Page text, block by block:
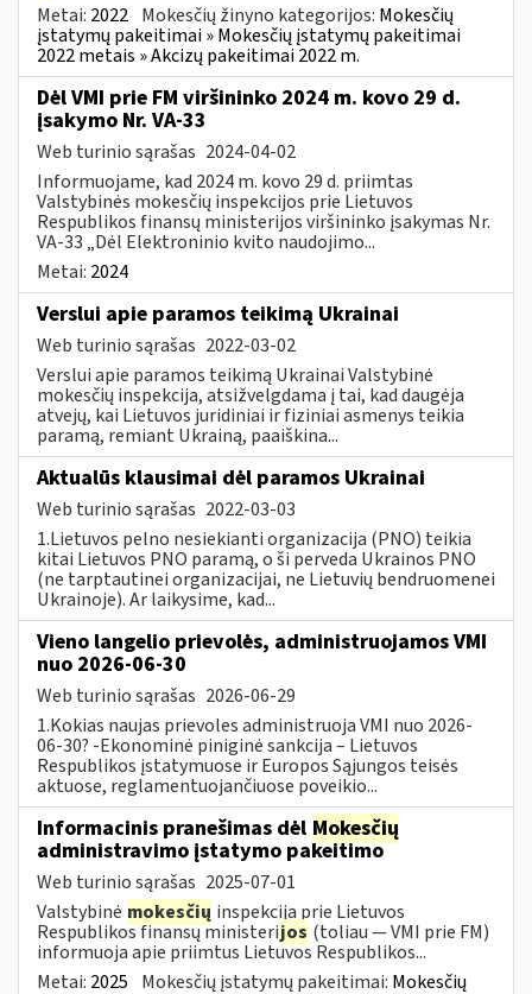
Metai: 2022 Mokesčių žinyno kategorijos: Mokesčių
įstatymų pakeitimai » Mokesčių įstatymų pakeitimai
2022 metais » Akcizų pakeitimai 2022 m.
Dėl VMI prie FM viršininko 2024 m. kovo 29 d.
įsakymo Nr. VA-33
Web turinio sąrašas 2024-04-02
Informuojame, kad 2024 m. kovo 29 d. priimtas
Valstybinės mokesčių inspekcijos prie Lietuvos
Respublikos finansų ministerijos viršininko įsakymas Nr.
VA-33 „Dėl Elektroninio kvito naudojimo...
Metai: 2024
Verslui apie paramos teikimą Ukrainai
Web turinio sąrašas 2022-03-02
Verslui apie paramos teikimą Ukrainai Valstybinė
mokesčių inspekcija, atsižvelgdama į tai, kad daugėja
atvejų, kai Lietuvos juridiniai ir fiziniai asmenys teikia
paramą, remiant Ukrainą, paaiškina...
Aktualūs klausimai dėl paramos Ukrainai
Web turinio sąrašas 2022-03-03
1.Lietuvos pelno nesiekianti organizacija (PNO) teikia
kitai Lietuvos PNO paramą, o ši perveda Ukrainos PNO
(ne tarptautinei organizacijai, ne Lietuvių bendruomenei
Ukrainoje). Ar laikysime, kad...
Vieno langelio prievolės, administruojamos VMI
nuo 2026-06-30
Web turinio sąrašas 2026-06-29
1.Kokias naujas prievoles administruoja VMI nuo 2026-
06-30? -Ekonominė piniginė sankcija – Lietuvos
Respublikos įstatymuose ir Europos Sąjungos teisės
aktuose, reglamentuojančiuose poveikio...
Informacinis pranešimas dėl Mokesčių
administravimo įstatymo pakeitimo
Web turinio sąrašas 2025-07-01
Valstybinė mokesčių inspekcija prie Lietuvos
Respublikos finansų ministerijos (toliau — VMI prie FM)
informuoja apie priimtus Lietuvos Respublikos...
Metai: 2025 Mokesčių įstatymų pakeitimai: Mokesčių